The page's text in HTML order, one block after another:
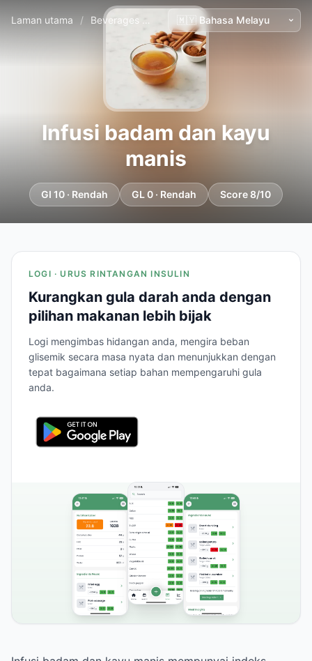
Laman utama / Beverages Infusi badam dan kayu manis
Infusi badam dan kayu
manis
GI 10 · Rendah GL 0 · Rendah Score 8/10
LOGI · URUS RINTANGAN INSULIN
Kurangkan gula darah anda dengan
pilihan makanan lebih bijak
Logi mengimbas hidangan anda, mengira beban
glisemik secara masa nyata dan menunjukkan dengan
tepat bagaimana setiap bahan mempengaruhi gula
anda.